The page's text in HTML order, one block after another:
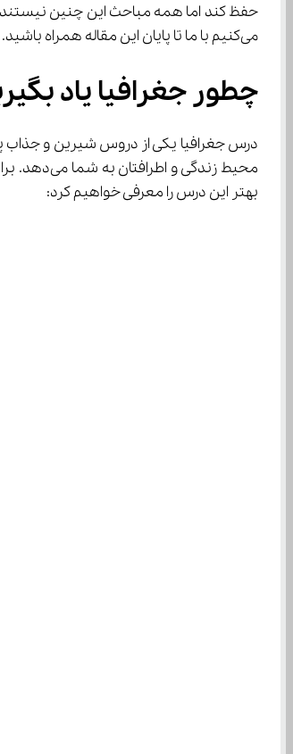
حفظ کند اما همه مباحث این چنین نیستند و نمی‌توان از یک روش مطالعه جغرافیا یازدهم انسانی برای تمام کتاب استفاده
می‌کنیم با ما تا پایان این مقاله همراه باشید.
چطور جغرافیا یاد
درس جغرافیا یکی از دروس شیرین و جذاب
محیط
بهتر این درس را معرفی خواهیم کرد: